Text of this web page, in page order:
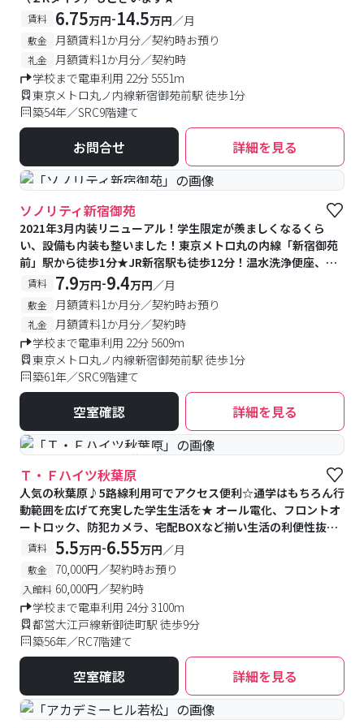
賃料 6.75万円-14.5万円／月
敷金 月額賃料1か月分／契約時お預り
礼金
月額賃料1か月分／契約時
学校まで電車利用 22分 5551m
東京メトロ丸ノ内線新宿御苑前駅 徒歩1分
築54年／SRC9階建て
お問合せ 詳細を見る
#予約受付中 #空室待ち
ソノリティ新宿御苑
2021年3月内装リニューアル！学生限定が羨ましくなるくら
い、設備も内装も整いました！東京メトロ丸の内線「新宿御苑
前」駅から徒歩1分★JR新宿駅も徒歩12分！温水洗浄便座、浴
室乾燥機、洗面化粧台、2口コンロが備え付け♪、トランクルー
ムつきで収納たっぷり♪
賃料 7.9万円-9.4万円／月
敷金 月額賃料1か月分／契約時お預り
礼金
月額賃料1か月分／契約時
学校まで電車利用 22分 5609m
東京メトロ丸ノ内線新宿御苑前駅 徒歩1分
築61年／SRC9階建て
空室確認 詳細を見る
#予約受付中 #空室待ち
Ｔ・Ｆハイツ秋葉原
人気の秋葉原♪5路線利用可でアクセス便利☆通学はもちろん行
動範囲を広げて充実した学生生活を★ オール電化、フロントオ
ートロック、防犯カメラ、宅配BOXなど揃い生活の利便性抜
群！
賃料 5.5万円-6.55万円／月
敷金 70,000円／契約時お預り
入館料 60,000円／契約時
学校まで電車利用 24分 3100m
都営大江戸線新御徒町駅 徒歩9分
築56年／RC7階建て
空室確認 詳細を見る